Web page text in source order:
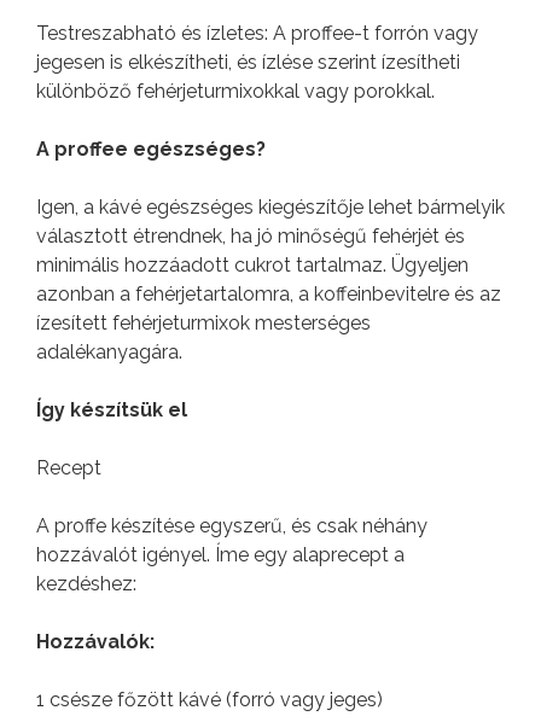
Testreszabható és ízletes: A proffee-t forrón vagy
jegesen is elkészítheti, és ízlése szerint ízesítheti
különböző fehérjeturmixokkal vagy porokkal.
A proffee egészséges?
Igen, a kávé egészséges kiegészítője lehet bármelyik
választott étrendnek, ha jó minőségű fehérjét és
minimális hozzáadott cukrot tartalmaz. Ügyeljen
azonban a fehérjetartalomra, a koffeinbevitelre és az
ízesített fehérjeturmixok mesterséges
adalékanyagára.
Így készítsük el
Recept
A proffe készítése egyszerű, és csak néhány
hozzávalót igényel. Íme egy alaprecept a
kezdéshez:
Hozzávalók:
1 csésze főzött kávé (forró vagy jeges)